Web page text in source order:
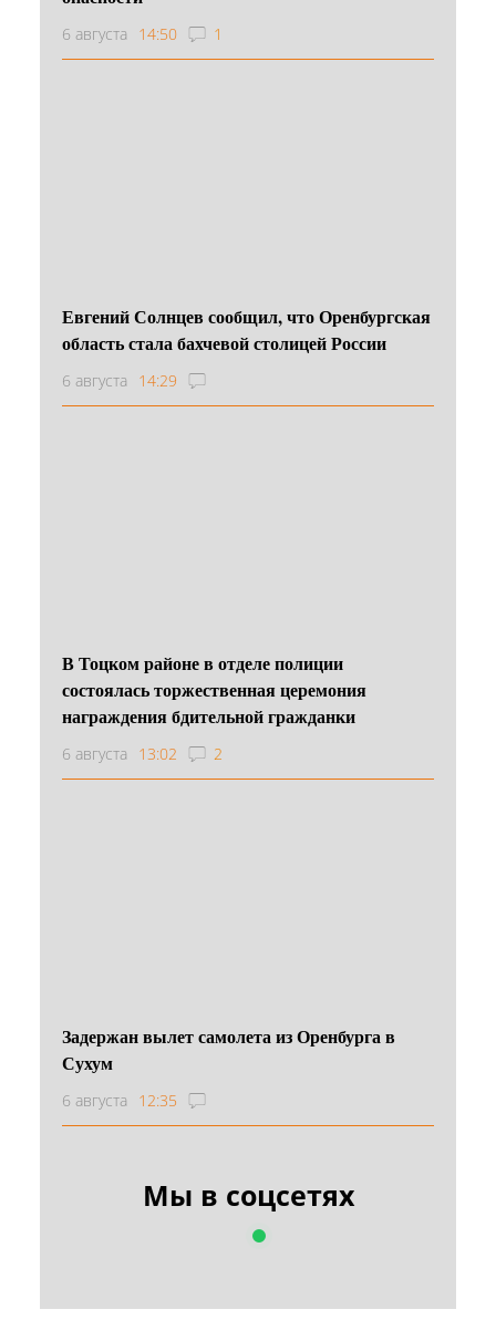
6 августа 14:50 1
Евгений Солнцев сообщил, что Оренбургская
область стала бахчевой столицей России
6 августа 14:29
В Тоцком районе в отделе полиции
состоялась торжественная церемония
награждения бдительной гражданки
6 августа 13:02 2
Задержан вылет самолета из Оренбурга в
Сухум
6 августа 12:35
Мы в соцсетях